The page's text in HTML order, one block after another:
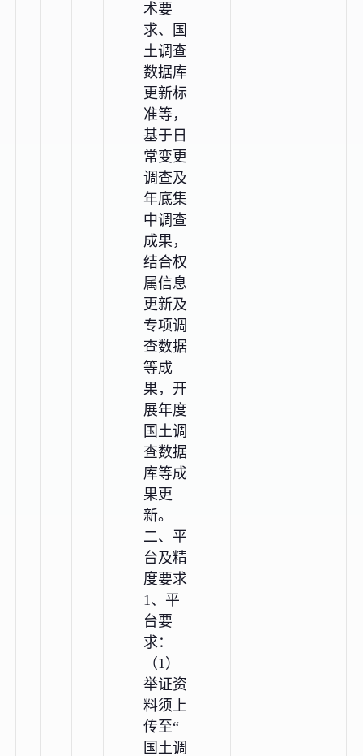
术要
求、国
土调查
数据库
更新标
准等，
基于日
常变更
调查及
年底集
中调查
成果，
结合权
属信息
更新及
专项调
查数据
等成
果，开
展年度
国土调
查数据
库等成
果更
新。
二、平
台及精
度要求
1、平
台要
求：
（1）
举证资
料须上
传至“
国土调